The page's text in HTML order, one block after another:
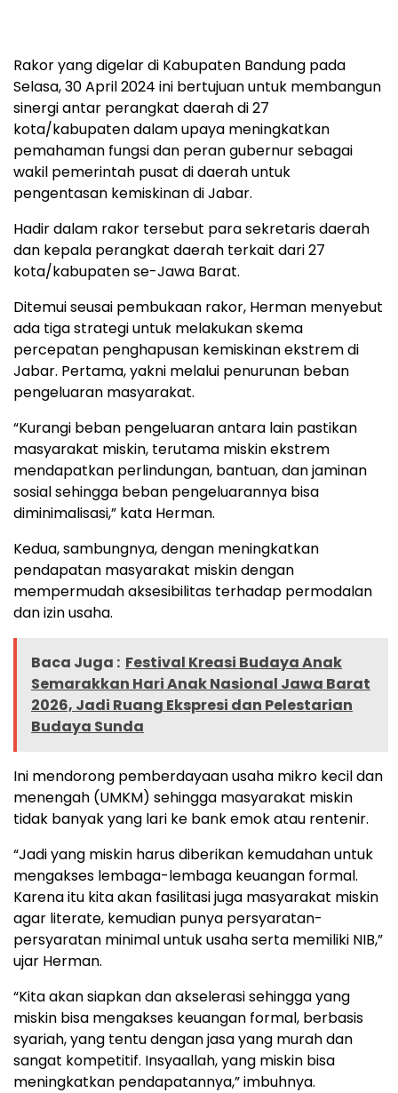
Rakor yang digelar di Kabupaten Bandung pada
Selasa, 30 April 2024 ini bertujuan untuk membangun
sinergi antar perangkat daerah di 27
kota/kabupaten dalam upaya meningkatkan
pemahaman fungsi dan peran gubernur sebagai
wakil pemerintah pusat di daerah untuk
pengentasan kemiskinan di Jabar.
Hadir dalam rakor tersebut para sekretaris daerah
dan kepala perangkat daerah terkait dari 27
kota/kabupaten se-Jawa Barat.
Ditemui seusai pembukaan rakor, Herman menyebut
ada tiga strategi untuk melakukan skema
percepatan penghapusan kemiskinan ekstrem di
Jabar. Pertama, yakni melalui penurunan beban
pengeluaran masyarakat.
“Kurangi beban pengeluaran antara lain pastikan
masyarakat miskin, terutama miskin ekstrem
mendapatkan perlindungan, bantuan, dan jaminan
sosial sehingga beban pengeluarannya bisa
diminimalisasi,” kata Herman.
Kedua, sambungnya, dengan meningkatkan
pendapatan masyarakat miskin dengan
mempermudah aksesibilitas terhadap permodalan
dan izin usaha.
Baca Juga : Festival Kreasi Budaya Anak
Semarakkan Hari Anak Nasional Jawa Barat
2026, Jadi Ruang Ekspresi dan Pelestarian
Budaya Sunda
Ini mendorong pemberdayaan usaha mikro kecil dan
menengah (UMKM) sehingga masyarakat miskin
tidak banyak yang lari ke bank emok atau rentenir.
“Jadi yang miskin harus diberikan kemudahan untuk
mengakses lembaga-lembaga keuangan formal.
Karena itu kita akan fasilitasi juga masyarakat miskin
agar literate, kemudian punya persyaratan-
persyaratan minimal untuk usaha serta memiliki NIB,”
ujar Herman.
“Kita akan siapkan dan akselerasi sehingga yang
miskin bisa mengakses keuangan formal, berbasis
syariah, yang tentu dengan jasa yang murah dan
sangat kompetitif. Insyaallah, yang miskin bisa
meningkatkan pendapatannya,” imbuhnya.